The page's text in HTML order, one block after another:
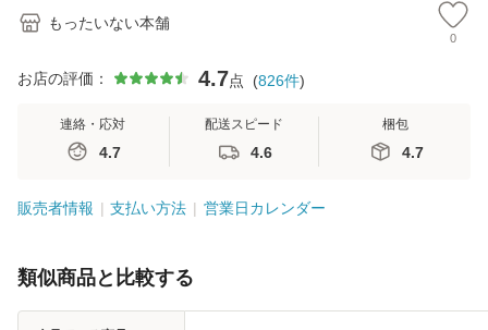
もったいない本舗
0
お店の評価： 4.7点 (826件)
連絡・応対
4.7
配送スピード
4.6
梱包
4.7
販売者情報 支払い方法 営業日カレンダー
類似商品と比較する